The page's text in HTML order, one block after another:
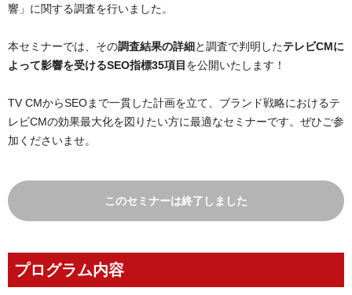
響」に関する調査を行いました。
本セミナーでは、その調査結果の詳細と調査で判明したテレビCMに
よって影響を受けるSEO指標35項目 を公開いたします！
TV CMからSEOまで一貫した計画を立て、ブランド戦略におけるテ
レビCMの効果最大化を図りたい方に最適なセミナーです。ぜひご参
加くださいませ。
このセミナーは終了しました
プログラム内容